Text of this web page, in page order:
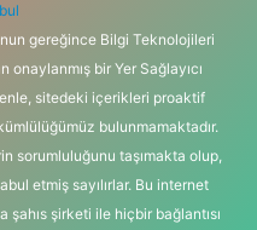
gereğince Bilgi Teknolojileri
onaylanmış bir Yer Sağlayıcı
sitedeki içerikleri proaktif
bulunmamaktadır.
sorumluluğunu taşımakta olup,
etmiş sayılırlar. Bu internet
şirketi ile hiçbir bağlantısı